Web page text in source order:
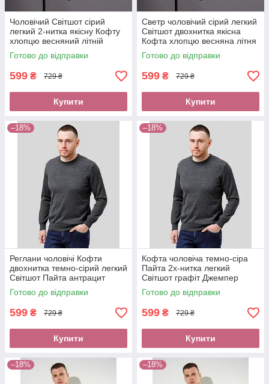
Чоловічий Світшот сірий
легкий 2-нитка якісну Кофту
хлопцю весняний літній
Светр трикотаж оплата без
передоплати новою поштою
Готово до відправки
599 ₴ 729 ₴
Купити
Светр чоловічий сірий легкий
Світшот двохнитка якісна
Кофта хлопцю весняна літня
Пайта оплата при отриманні
нова пошта
Готово до відправки
599 ₴ 729 ₴
Купити
–18%
Реглани чоловічі Кофти
двохнитка темно-сірий легкий
Світшот Пайта антрацит
весна літо Джемпер оплата
при отриманні нова пошта
Готово до відправки
599 ₴ 729 ₴
Купити
–18%
Кофта чоловіча темно-сіра
Пайта 2х-нитка легкий
Світшот графіт Джемпер
весняний літній Светр купити
без передоплати нова пошта
Готово до відправки
599 ₴ 729 ₴
Купити
–18% –18%